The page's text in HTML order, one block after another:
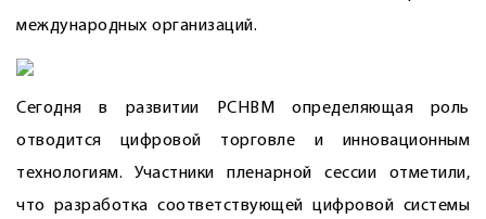
международных организаций.
Сегодня в развитии РСНВМ определяющая роль
отводится цифровой торговле и инновационным
технологиям. Участники пленарной сессии отметили,
что разработка соответствую­щей цифровой системы